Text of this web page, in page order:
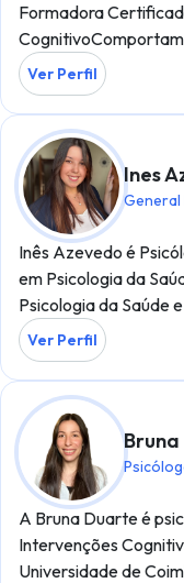
Formadora
Ver Perfil
Ines
General
Inês Azevedo é
em Psicologia da
Psicologia da Saúde
Ver Perfil
A Bruna Duarte é
Intervenções
Universidade de